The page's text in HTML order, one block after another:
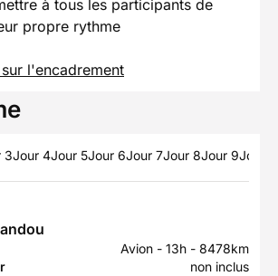
à tous les participants de
propre rythme
l'encadrement
3Jour 4Jour 5Jour 6Jour 7Jour 8Jour 9Jour
Avion - 13h - 8478km
non inclus